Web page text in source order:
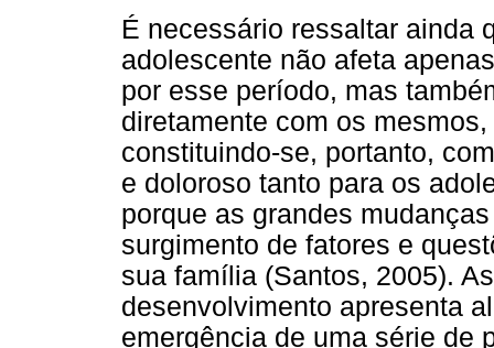
É necessário ressaltar ainda
adolescente não afeta
por esse período, mas
diretamente com os
constituindo-se, portanto,
e doloroso tanto para os
porque as grandes
surgimento de fatores e
sua família (Santos, 2005).
desenvolvimento apresenta
emergência de uma série de